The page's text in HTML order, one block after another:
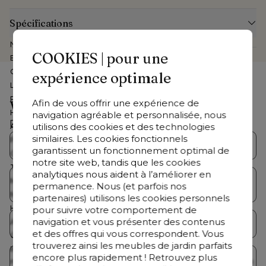
COOKIES | pour une
expérience optimale
Afin de vous offrir une expérience de
navigation agréable et personnalisée, nous
utilisons des cookies et des technologies
similaires. Les cookies fonctionnels
garantissent un fonctionnement optimal de
notre site web, tandis que les cookies
analytiques nous aident à l’améliorer en
permanence. Nous (et parfois nos
partenaires) utilisons les cookies personnels
pour suivre votre comportement de
navigation et vous présenter des contenus
et des offres qui vous correspondent. Vous
trouverez ainsi les meubles de jardin parfaits
encore plus rapidement ! Retrouvez plus
Spécifications
Numéro d'article Web
Exposé dans le show-room
Non
Collection
Largeur
63 cm
Profondeur
52 cm
Hauteur
30 cm
Assemblé
Non
Profondeur coussin d'assise
12 cm
Coussin(s) inclus
Oui
Table basse incluse
Non
Marque
Bristol à la carte
Nombre de personnes
1 personne
Housse lavable
Oui
Armature inoxydable
Oui
Coating
Premium coating
Résistance aux intempéries
meuble
Ce mobilier de jardin peut être
laissé à l'extérieur en été, mais il est
Vous cherchez autre chose ?
Découvrez notre offre complète
Collections Bristol Salons de jardin
Table de jardin avec
chaises
Tables de jardin
Chaises de jardin Chaises longues
Parasols Accessoires